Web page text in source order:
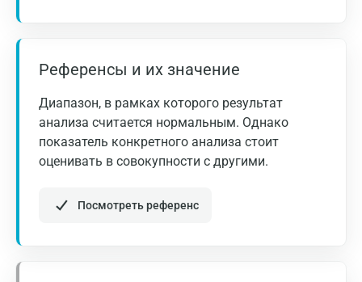
Референсы и их значение
Диапазон, в рамках которого результат
анализа считается нормальным. Однако
показатель конкретного анализа стоит
оценивать в совокупности с другими.
Посмотреть референс
Самоконтроль
крови, ммоль/
часа
еды
HbA1c, % < 6,5
диабета 2 типа.
Владимир
Волжский
Вологда
Воронеж
Гатчина